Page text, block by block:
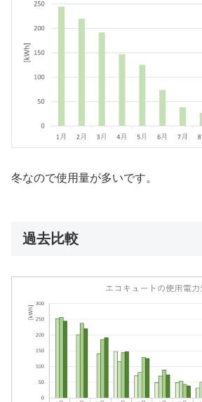
冬なので使用量が多いです。
過去比較